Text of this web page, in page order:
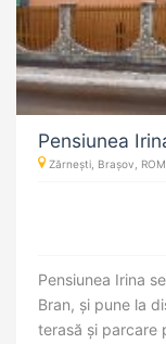
Pensiunea
Zărnești, Brașov,
Pensiunea Irina
Bran, și pune la
terasă și parcare